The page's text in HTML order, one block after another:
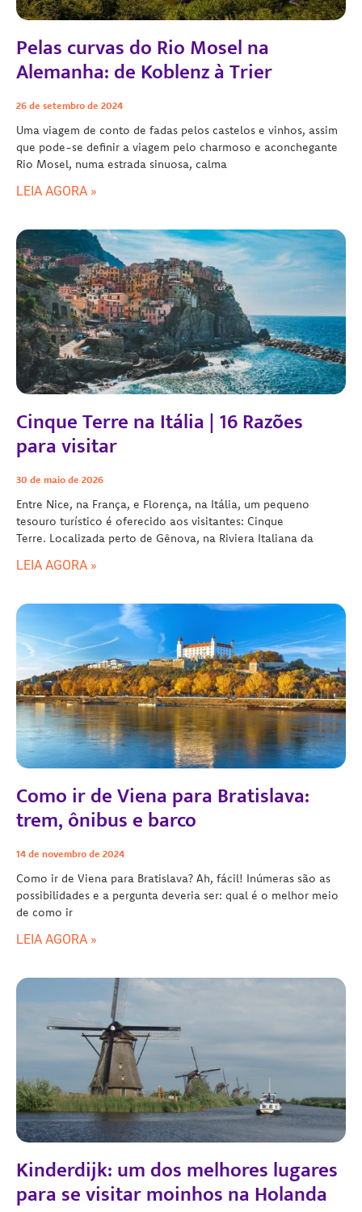
Pelas curvas do Rio Mosel na
Alemanha: de Koblenz à Trier
26 de setembro de 2024
Uma viagem de conto de fadas pelos castelos e vinhos, assim
que pode-se definir a viagem pelo charmoso e aconchegante
Rio Mosel, numa estrada sinuosa, calma
LEIA AGORA »
Cinque Terre na Itália | 16 Razões
para visitar
30 de maio de 2026
Entre Nice, na França, e Florença, na Itália, um pequeno
tesouro turístico é oferecido aos visitantes: Cinque
Terre. Localizada perto de Gênova, na Riviera Italiana da
LEIA AGORA »
Como ir de Viena para Bratislava:
trem, ônibus e barco
14 de novembro de 2024
Como ir de Viena para Bratislava? Ah, fácil! Inúmeras são as
possibilidades e a pergunta deveria ser: qual é o melhor meio
de como ir
LEIA AGORA »
Kinderdijk: um dos melhores lugares
para se visitar moinhos na Holanda